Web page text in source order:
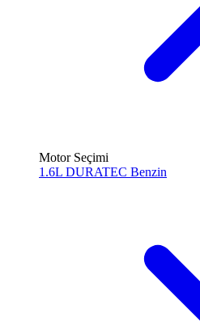
Motor Seçimi
1.6L DURATEC Benzin